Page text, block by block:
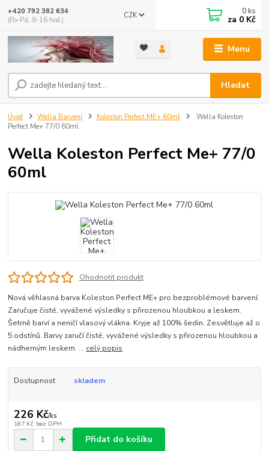
Menu
CZK
Hledat
+420 792 382 634
(Po-Pá, 8-16 hod.)
0 ks
za 0 Kč
Úvod Wella Barvení Koleston Perfect ME+ 60ml
Wella Koleston
Perfect Me+ 77/0 60ml
Wella Koleston Perfect Me+ 77/0
60ml
Ohodnotit produkt
Nová věhlasná barva Koleston Perfect ME+ pro bezproblémové barvení.
Zaručuje čisté, vyvážené výsledky s přirozenou hloubkou a leskem.
Šetrně barví a neničí vlasový vlákna. Kryje až 100% šedin. Zesvětluje až o
5 odstínů. Barvy zaručí čisté, vyvážené výsledky s přirozenou hloubkou a
nádherným leskem. ... celý popis
Dostupnost skladem
226 Kč/ks
187 Kč bez DPH
Přidat do košíku